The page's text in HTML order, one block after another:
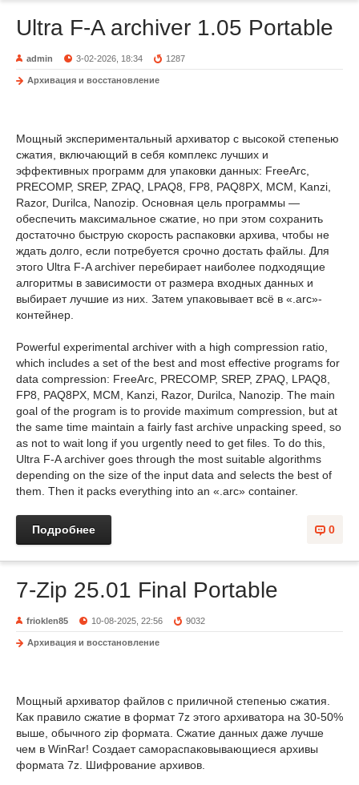
Ultra F-A archiver 1.05 Portable
admin 3-02-2026, 18:34 1287
Архивация и восстановление
Мощный экспериментальный архиватор с высокой степенью
сжатия, включающий в себя комплекс лучших и
эффективных программ для упаковки данных: FreeArc,
PRECOMP, SREP, ZPAQ, LPAQ8, FP8, PAQ8PX, MCM, Kanzi,
Razor, Durilca, Nanozip. Основная цель программы —
обеспечить максимальное сжатие, но при этом сохранить
достаточно быструю скорость распаковки архива, чтобы не
ждать долго, если потребуется срочно достать файлы. Для
этого Ultra F-A archiver перебирает наиболее подходящие
алгоритмы в зависимости от размера входных данных и
выбирает лучшие из них. Затем упаковывает всё в «.arc»-
контейнер.
Powerful experimental archiver with a high compression ratio,
which includes a set of the best and most effective programs for
data compression: FreeArc, PRECOMP, SREP, ZPAQ, LPAQ8,
FP8, PAQ8PX, MCM, Kanzi, Razor, Durilca, Nanozip. The main
goal of the program is to provide maximum compression, but at
the same time maintain a fairly fast archive unpacking speed, so
as not to wait long if you urgently need to get files. To do this,
Ultra F-A archiver goes through the most suitable algorithms
depending on the size of the input data and selects the best of
them. Then it packs everything into an «.arc» container.
0
Подробнее
7-Zip 25.01 Final Portable
frioklen85 10-08-2025, 22:56 9032
Архивация и восстановление
Мощный архиватор файлов с приличной степенью сжатия.
Как правило сжатие в формат 7z этого архиватора на 30-50%
выше, обычного zip формата. Сжатие данных даже лучше
чем в WinRar! Создает самораспаковывающиеся архивы
формата 7z. Шифрование архивов.